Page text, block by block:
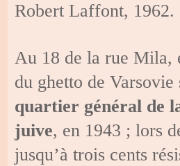
Robert Laffont, 1962.
Au 18 de la rue Mila,
du ghetto de
quartier général de
juive, en 1943 ; lors
jusqu’à trois cents